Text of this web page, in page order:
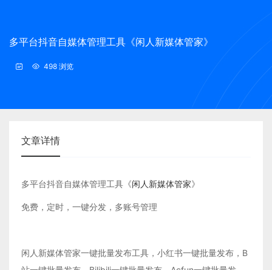
多平台抖音自媒体管理工具《闲人新媒体管家》
498 浏览
文章详情
多平台抖音自媒体管理工具《闲人新媒体管家》
免费，定时，一键分发，多账号管理
闲人新媒体管家一键批量发布工具，小红书一键批量发布，B